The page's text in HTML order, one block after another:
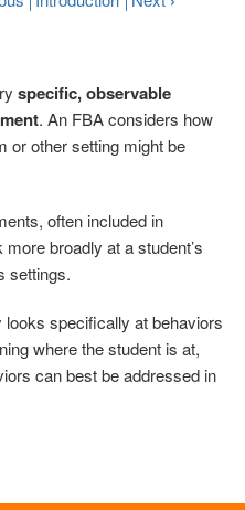
specific, observable
. An FBA considers how
or other setting might be
often included in
broadly at a student’s
settings.
specifically at behaviors
where the student is at,
can best be addressed in